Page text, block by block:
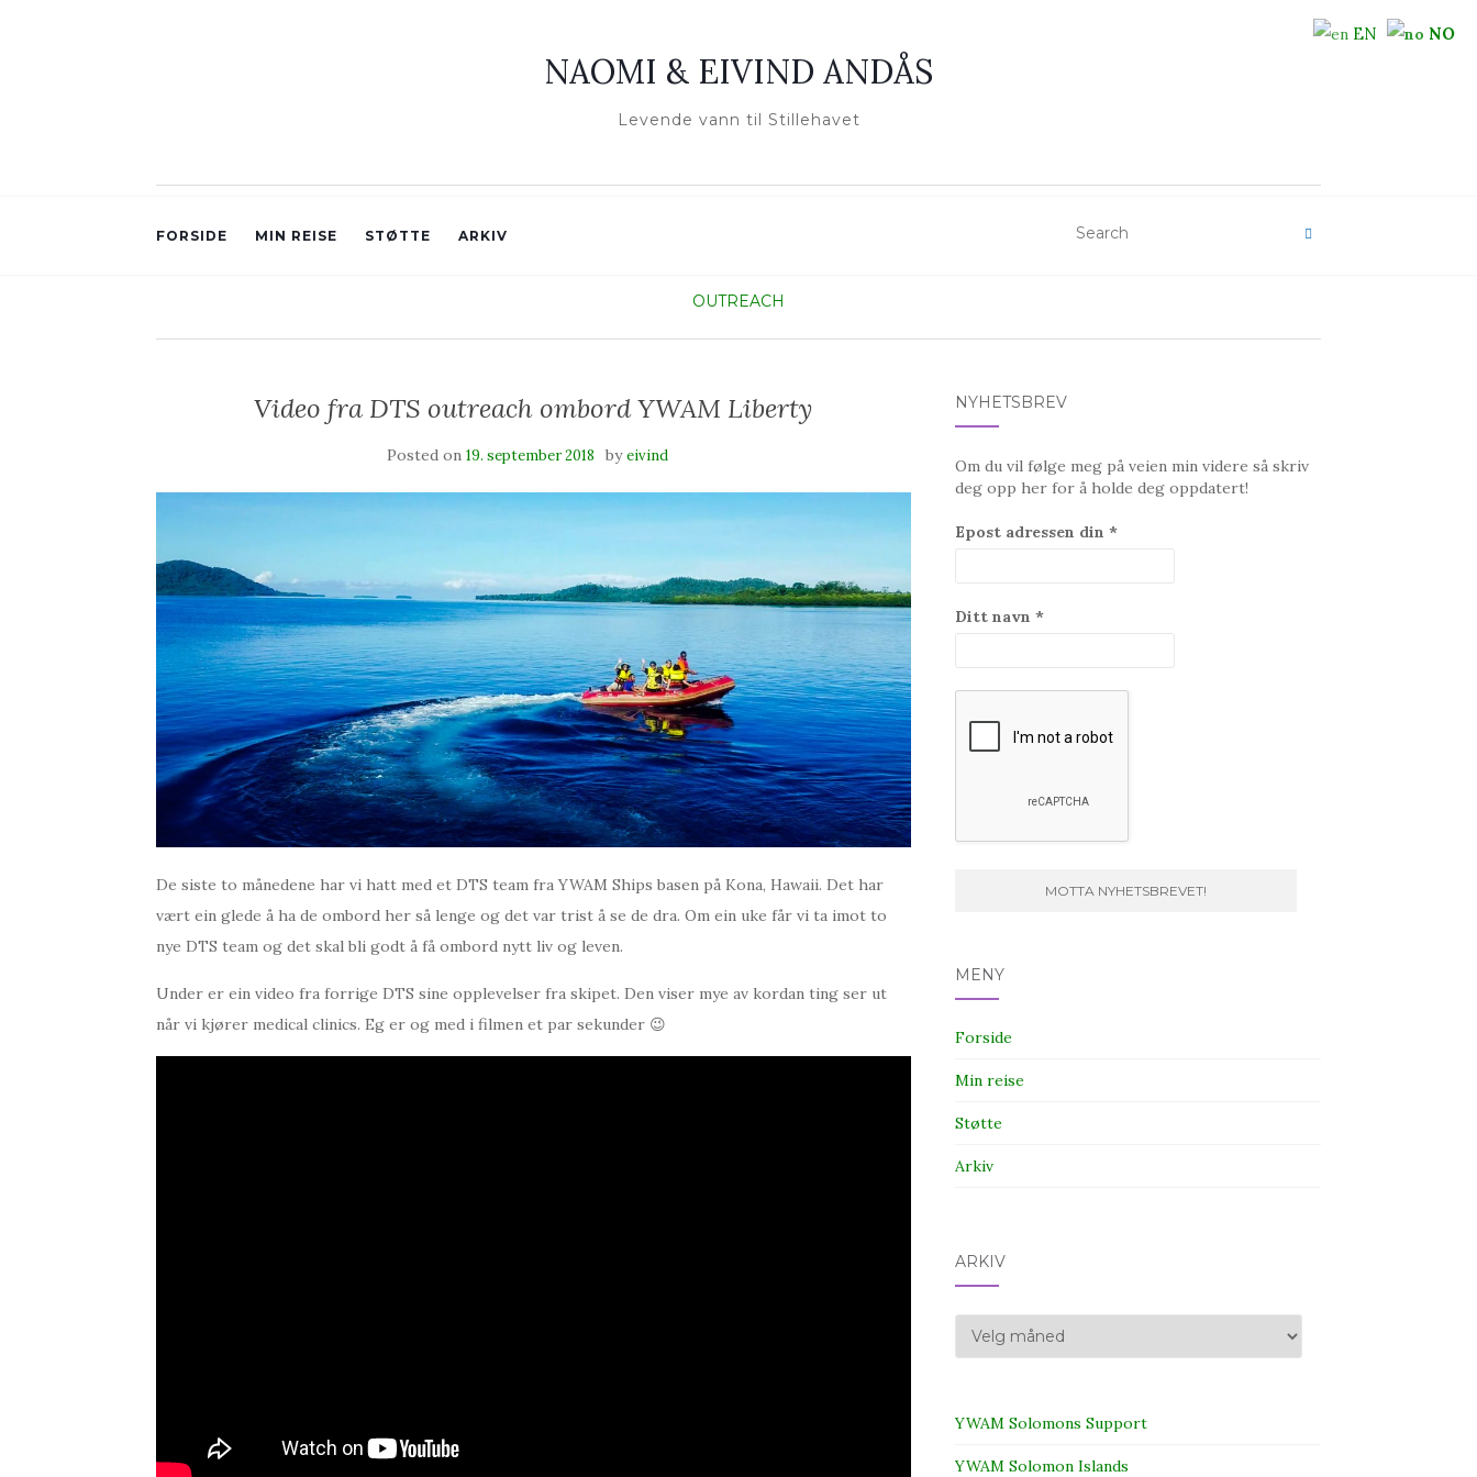
NAOMI & EIVIND ANDÅS
Levende vann til Stillehavet
FORSIDE MIN REISE STØTTE ARKIV
OUTREACH
Video fra DTS outreach ombord YWAM Liberty
Posted on19. september 2018 byeivind
De siste to månedene har vi hatt med et DTS team fra YWAM Ships basen på Kona, Hawaii. Det har
vært ein glede å ha de ombord her så lenge og det var trist å se de dra. Om ein uke får vi ta imot to
nye DTS team og det skal bli godt å få ombord nytt liv og leven.
Under er ein video fra forrige DTS sine opplevelser fra skipet. Den viser mye av kordan ting ser ut
når vi kjører medical clinics. Eg er og med i filmen et par sekunder 😉
NYHETSBREV
Om du vil følge meg på veien min videre så skriv
deg opp her for å holde deg oppdatert!
Epost adressen din *
Ditt navn *
MENY
Forside
Min reise
Støtte
Arkiv
ARKIV
Arkiv
YWAM Solomons Support
YWAM Solomon Islands
EN NO